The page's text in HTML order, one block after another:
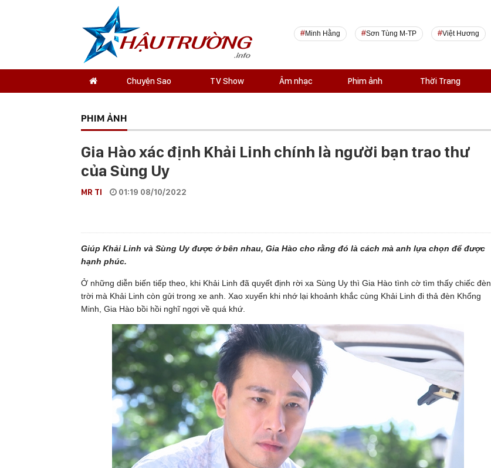
Minh Hằng Sơn Tùng M-TP Việt Hương
Chuyện Sao TV Show Âm nhạc Phim ảnh Thời Trang
PHIM ẢNH
Gia Hào xác định Khải Linh chính là người bạn trao thư
của Sùng Uy
MR TI 01:19 08/10/2022
Giúp Khải Linh và Sùng Uy được ở bên nhau, Gia Hào cho rằng đó là cách mà anh lựa chọn để được
hạnh phúc.
Ở những diễn biến tiếp theo, khi Khải Linh đã quyết định rời xa Sùng Uy thì Gia Hào tình cờ tìm thấy chiếc đèn
trời mà Khải Linh còn gửi trong xe anh. Xao xuyến khi nhớ lại khoảnh khắc cùng Khải Linh đi thả đèn Khổng
Minh, Gia Hào bồi hồi nghĩ ngợi về quá khứ.